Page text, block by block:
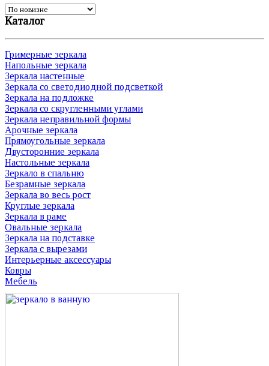
Каталог
Гримерные зеркала
Напольные зеркала
Зеркала настенные
Зеркала со светодиодной подсветкой
Зеркала на подложке
Зеркала со скругленными углами
Зеркала неправильной формы
Арочные зеркала
Прямоугольные зеркала
Двусторонние зеркала
Настольные зеркала
Зеркало в спальню
Безрамные зеркала
Зеркала во весь рост
Круглые зеркала
Зеркала в раме
Овальные зеркала
Зеркала на подставке
Зеркала с вырезами
Интерьерные аксессуары
Ковры
Мебель